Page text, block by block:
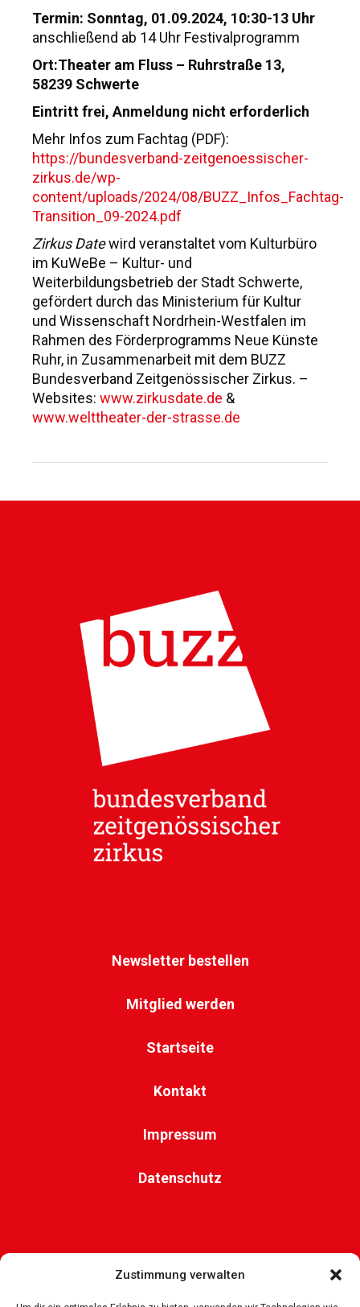
Zustimmung verwalten
Termin: Sonntag, 01.09.2024, 10:30-13 Uhr
anschließend ab 14 Uhr Festivalprogramm
Ort:Theater am Fluss – Ruhrstraße 13,
58239 Schwerte
Eintritt frei, Anmeldung nicht erforderlich
Mehr Infos zum Fachtag (PDF):
https://bundesverband-zeitgenoessischer-
zirkus.de/wp-
content/uploads/2024/08/BUZZ_Infos_Fachtag-
Transition_09-2024.pdf
Zirkus Datewird veranstaltet vom Kulturbüro
im KuWeBe – Kultur- und
Weiterbildungsbetrieb der Stadt Schwerte,
gefördert durch das Ministerium für Kultur
und Wissenschaft Nordrhein-Westfalen im
Rahmen des Förderprogramms Neue Künste
Ruhr, in Zusammenarbeit mit dem BUZZ
Bundesverband Zeitgenössischer Zirkus. –
Websites:www.zirkusdate.de &
www.welttheater-der-strasse.de
Newsletter bestellen
Mitglied werden
Startseite
Kontakt
Impressum
Datenschutz
Wandsbeker Str. 6
50737 Köln